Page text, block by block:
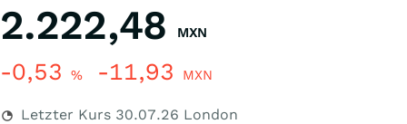
2.222,48 MXN
-0,53 % -11,93 MXN
Letzter Kurs 30.07.26 London